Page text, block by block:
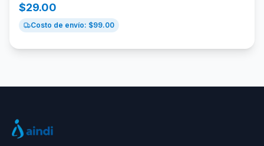
$29.00
Costo de envío: $99.00